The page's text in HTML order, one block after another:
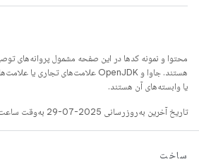
محتوا و نمونه کدها در این صفحه مشمول پروانه‌های
یا وابسته‌های آن هستند.
تاریخ آخرین به‌روزرسانی 2025-07-29 به‌وقت ساعت هماهنگ جهانی.
ساخت